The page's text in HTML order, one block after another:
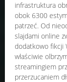
infrastruktura
obok 6300
patrzeć. Od
slajdami online
dodatkowo fikcji
właściwie
streamingiem
przerzucaniem